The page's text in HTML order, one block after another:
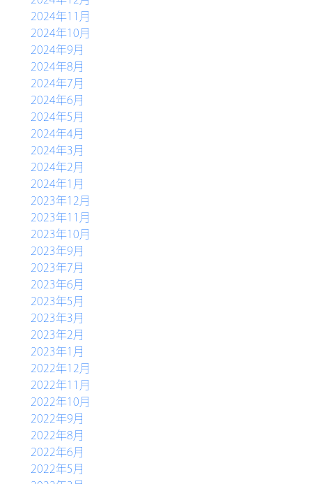
2024年11月
2024年10月
2024年9月
2024年8月
2024年7月
2024年6月
2024年5月
2024年4月
2024年3月
2024年2月
2024年1月
2023年12月
2023年11月
2023年10月
2023年9月
2023年7月
2023年6月
2023年5月
2023年3月
2023年2月
2023年1月
2022年12月
2022年11月
2022年10月
2022年9月
2022年8月
2022年6月
2022年5月